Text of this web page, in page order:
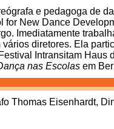
e pedagoga de
for New Dance
Imediatamente
diretores. Ela
Intransitam Haus
nas Escolas em
Thomas Eisenhardt,